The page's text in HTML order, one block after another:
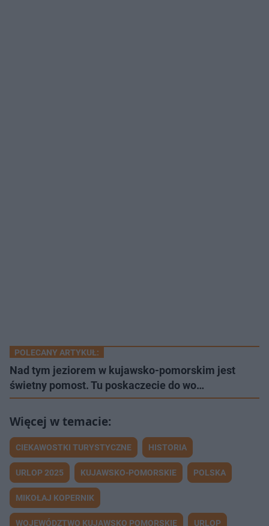
POLECANY ARTYKUŁ:
Nad tym jeziorem w kujawsko-pomorskim jest
świetny pomost. Tu poskaczecie do wo…
CIEKAWOSTKI TURYSTYCZNE HISTORIA
URLOP 2025 KUJAWSKO-POMORSKIE POLSKA
MIKOŁAJ KOPERNIK
WOJEWÓDZTWO KUJAWSKO POMORSKIE URLOP